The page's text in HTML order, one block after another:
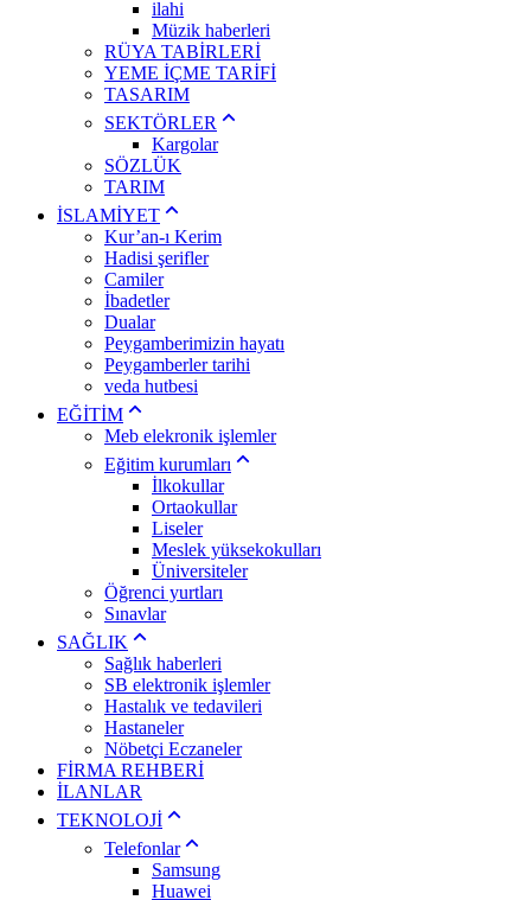
ilahi
Müzik haberleri
RÜYA TABİRLERİ
YEME İÇME TARİFİ
TASARIM
SEKTÖRLER
Kargolar
SÖZLÜK
TARIM
İSLAMİYET
Kur’an-ı Kerim
Hadisi şerifler
Camiler
İbadetler
Dualar
Peygamberimizin hayatı
Peygamberler tarihi
veda hutbesi
EĞİTİM
Meb elekronik işlemler
Eğitim kurumları
İlkokullar
Ortaokullar
Liseler
Meslek yüksekokulları
Üniversiteler
Öğrenci yurtları
Sınavlar
SAĞLIK
Sağlık haberleri
SB elektronik işlemler
Hastalık ve tedavileri
Hastaneler
Nöbetçi Eczaneler
FİRMA REHBERİ
İLANLAR
TEKNOLOJİ
Telefonlar
Samsung
Huawei